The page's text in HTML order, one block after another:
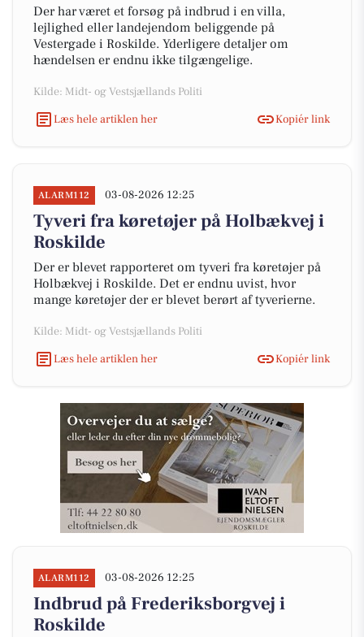
Der har været et forsøg på indbrud i en villa,
lejlighed eller landejendom beliggende på
Vestergade i Roskilde. Yderligere detaljer om
hændelsen er endnu ikke tilgængelige.
Kilde: Midt- og Vestsjællands Politi
Læs hele artiklen her
Kopiér link
ALARM112 03-08-2026 12:25
Tyveri fra køretøjer på Holbækvej i
Roskilde
Der er blevet rapporteret om tyveri fra køretøjer på
Holbækvej i Roskilde. Det er endnu uvist, hvor
mange køretøjer der er blevet berørt af tyverierne.
Kilde: Midt- og Vestsjællands Politi
Læs hele artiklen her
Kopiér link
ALARM112 03-08-2026 12:25
Indbrud på Frederiksborgvej i
Roskilde